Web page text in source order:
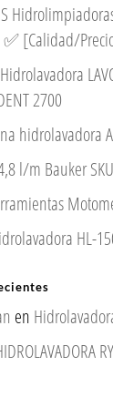
[Calidad/
2700
hidrolavadora
l/m Bauker
HL-
en